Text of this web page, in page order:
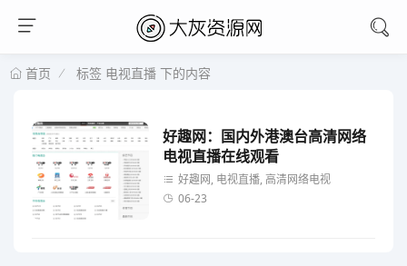
首页 标签 电视直播 下的内容
好趣网：国内外港澳台高清网络
电视直播在线观看
好趣网, 电视直播, 高清网络电视
06-23